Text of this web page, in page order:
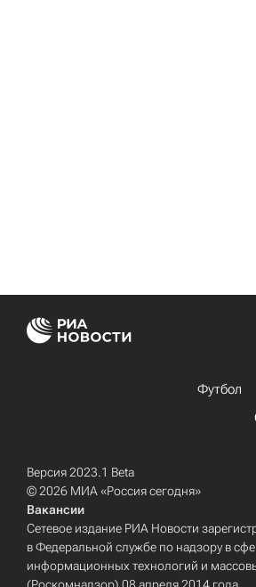
Футбол
Версия 2023.1 Beta
© 2026 МИА «Россия сегодня»
Вакансии
Сетевое издание РИА Новости
в Федеральной службе по надзору в
информационных технологий и